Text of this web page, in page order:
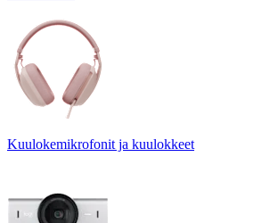
Kuulokemikrofonit ja kuulokkeet